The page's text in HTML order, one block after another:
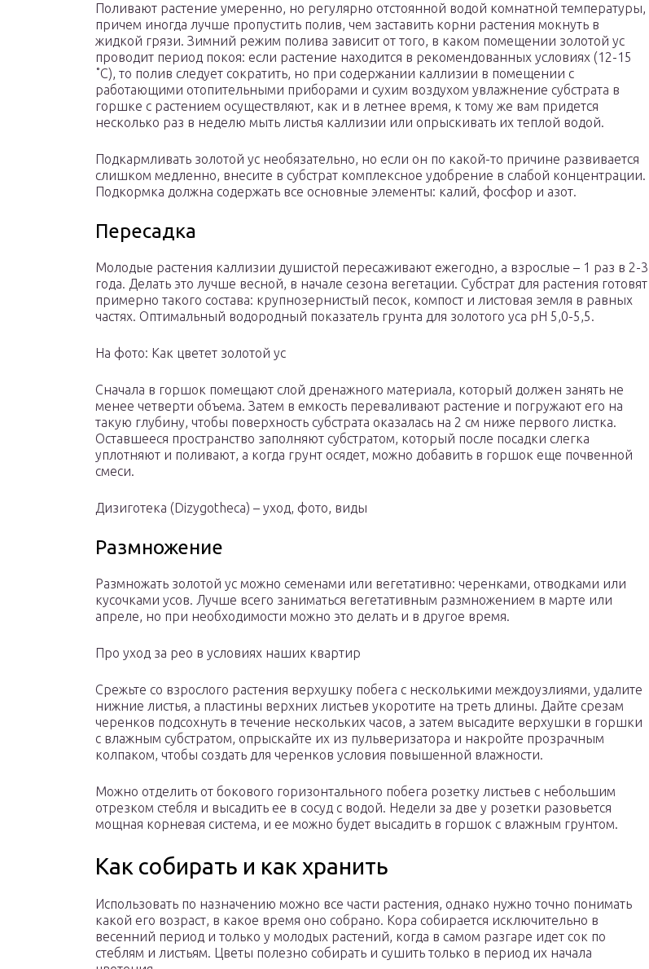
Поливают растение умеренно, но регулярно отстоянной водой комнатной температуры,
причем иногда лучше пропустить полив, чем заставить корни растения мокнуть в
жидкой грязи. Зимний режим полива зависит от того, в каком помещении золотой ус
проводит период покоя: если растение находится в рекомендованных условиях (12-15
˚C), то полив следует сократить, но при содержании каллизии в помещении с
работающими отопительными приборами и сухим воздухом увлажнение субстрата в
горшке с растением осуществляют, как и в летнее время, к тому же вам придется
несколько раз в неделю мыть листья каллизии или опрыскивать их теплой водой.
Подкармливать золотой ус необязательно, но если он по какой-то причине развивается
слишком медленно, внесите в субстрат комплексное удобрение в слабой концентрации.
Подкормка должна содержать все основные элементы: калий, фосфор и азот.
Пересадка
Молодые растения каллизии душистой пересаживают ежегодно, а взрослые – 1 раз в 2-3
года. Делать это лучше весной, в начале сезона вегетации. Субстрат для растения готовят
примерно такого состава: крупнозернистый песок, компост и листовая земля в равных
частях. Оптимальный водородный показатель грунта для золотого уса pH 5,0-5,5.
На фото: Как цветет золотой ус
Сначала в горшок помещают слой дренажного материала, который должен занять не
менее четверти объема. Затем в емкость переваливают растение и погружают его на
такую глубину, чтобы поверхность субстрата оказалась на 2 см ниже первого листка.
Оставшееся пространство заполняют субстратом, который после посадки слегка
уплотняют и поливают, а когда грунт осядет, можно добавить в горшок еще почвенной
смеси.
Дизиготека (Dizygotheca) – уход, фото, виды
Размножение
Размножать золотой ус можно семенами или вегетативно: черенками, отводками или
кусочками усов. Лучше всего заниматься вегетативным размножением в марте или
апреле, но при необходимости можно это делать и в другое время.
Про уход за рео в условиях наших квартир
Срежьте со взрослого растения верхушку побега с несколькими междоузлиями, удалите
нижние листья, а пластины верхних листьев укоротите на треть длины. Дайте срезам
черенков подсохнуть в течение нескольких часов, а затем высадите верхушки в горшки
с влажным субстратом, опрыскайте их из пульверизатора и накройте прозрачным
колпаком, чтобы создать для черенков условия повышенной влажности.
Можно отделить от бокового горизонтального побега розетку листьев с небольшим
отрезком стебля и высадить ее в сосуд с водой. Недели за две у розетки разовьется
мощная корневая система, и ее можно будет высадить в горшок с влажным грунтом.
Как собирать и как хранить
Использовать по назначению можно все части растения, однако нужно точно понимать
какой его возраст, в какое время оно собрано. Кора собирается исключительно в
весенний период и только у молодых растений, когда в самом разгаре идет сок по
стеблям и листьям. Цветы полезно собирать и сушить только в период их начала